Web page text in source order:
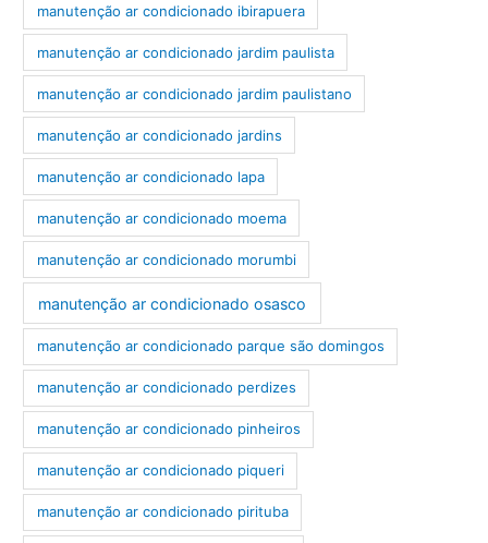
manutenção ar condicionado ibirapuera
manutenção ar condicionado jardim paulista
manutenção ar condicionado jardim paulistano
manutenção ar condicionado jardins
manutenção ar condicionado lapa
manutenção ar condicionado moema
manutenção ar condicionado morumbi
manutenção ar condicionado osasco
manutenção ar condicionado parque são domingos
manutenção ar condicionado perdizes
manutenção ar condicionado pinheiros
manutenção ar condicionado piqueri
manutenção ar condicionado pirituba